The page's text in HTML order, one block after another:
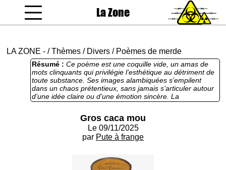
La Zone
LA ZONE - /Thèmes / Divers / Poèmes de merde
Résumé : Ce poème est une coquille vide, un amas de
mots clinquants qui privilégie l’esthétique au détriment de
toute substance. Ses images alambiquées s’empilent
dans un chaos prétentieux, sans jamais s’articuler autour
d’une idée claire ou d’une émotion sincère. La
fragmentation des vers, censée donner du rythme, ne fait
vers promet une réflexion sur la vie, mais le texte s’égare
dans un déluge de métaphores gratuites, laissant le
lecteur perdu et indifférent. C’est une parade de style
Gros caca mou
Le 09/11/2025
par Pute à frange